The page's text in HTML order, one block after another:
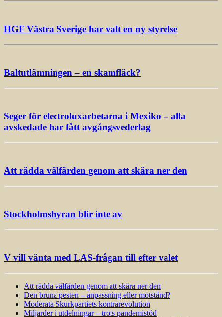
HGF Västra Sverige har valt en ny styrelse
Baltutlämningen – en skamfläck?
Seger för electroluxarbetarna i Mexiko – alla
avskedade har fått avgångsvederlag
Att rädda välfärden genom att skära ner den
Stockholmshyran blir inte av
V vill vänta med LAS-frågan till efter valet
Att rädda välfärden genom att skära ner den
Den bruna pesten – anpassning eller motstånd?
Moderata Skurkpartiets kontrarevolution